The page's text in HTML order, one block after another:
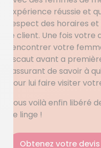
expérience réussie et
respect des horaires
le client. Une fois votre
rencontrer votre
Escaut avant a
rassurant de savoir à
pour lui faire visiter
Vous voilà enfin libéré
de linge !
Obtenez votre